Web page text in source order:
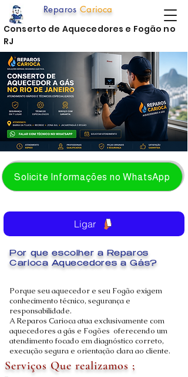
Solicite Informações no WhatsApp
Porque seu aquecedor e seu Fogão exigem
conhecimento técnico, segurança e
responsabilidade.
A Reparos Carioca atua exclusivamente com
aquecedores a gás e Fogões oferecendo um
atendimento focado em diagnóstico correto,
execução segura e orientação clara ao cliente.
Reparos Carioca
Por que escolher a Reparos
Carioca Aquecedores a Gás?
Serviços Que realizamos ;
Ligar
Conserto de Aquecedores e Fogão no
RJ